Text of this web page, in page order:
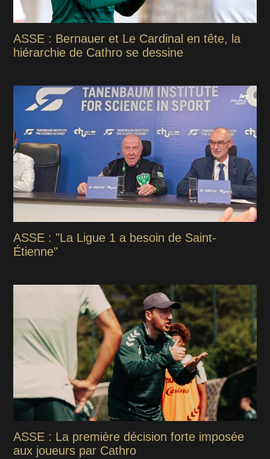
ASSE : Bernauer et Le Cardinal en tête, la
hiérarchie de Cathro se dessine
ASSE : "La Ligue 1 a besoin de Saint-
Étienne"
ASSE : La première décision forte imposée
aux joueurs par Cathro